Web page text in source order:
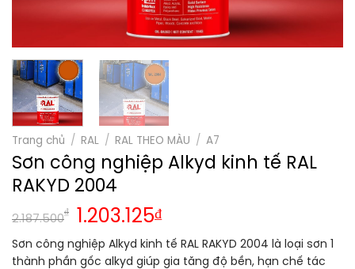
Trang chủ / RAL / RAL THEO MÀU / A7
Sơn công nghiệp Alkyd kinh tế RAL
RAKYD 2004
2.187.500
₫ 1.203.125₫
Sơn công nghiệp Alkyd kinh tế RAL RAKYD 2004 là loại sơn 1
thành phần gốc alkyd giúp gia tăng độ bền, hạn chế tác